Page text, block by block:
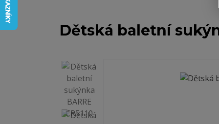
Dětská baletní